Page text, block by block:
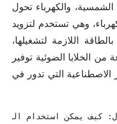
الشمسية، والكهرباء تحول
وهي تستخدم لتزويد
اللازمة لتشغيلها،
الخلايا الضوئية توفير
الاصطناعية التي تدور في